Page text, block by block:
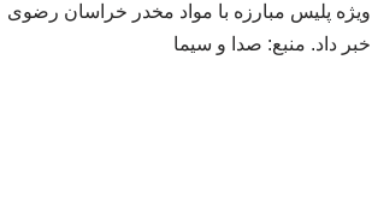
ویژه پلیس مبارزه با مواد مخدر خراسان رضوی
خبر داد. منبع: صدا و سیما